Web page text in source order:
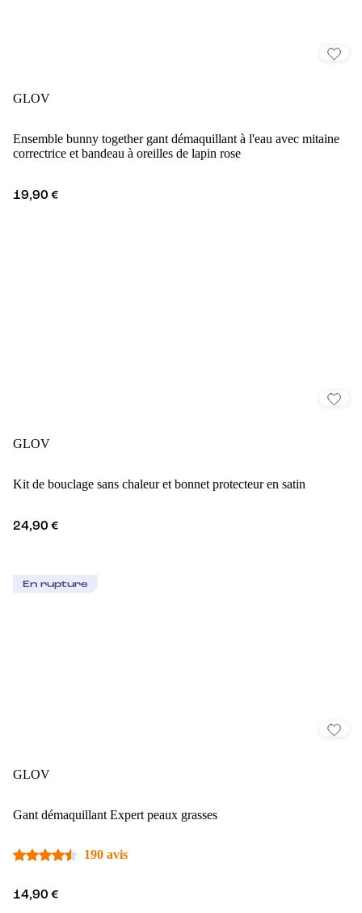
GLOV
Ensemble bunny together gant démaquillant à l'eau avec mitaine
correctrice et bandeau à oreilles de lapin rose
19,90 €
GLOV
Kit de bouclage sans chaleur et bonnet protecteur en satin
24,90 €
En rupture
GLOV
Gant démaquillant Expert peaux grasses
190 avis
14,90 €